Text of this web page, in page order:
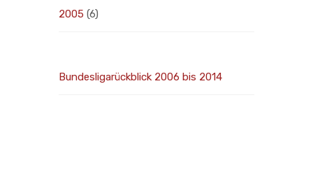
2005 (6)
Bundesligarückblick 2006 bis 2014